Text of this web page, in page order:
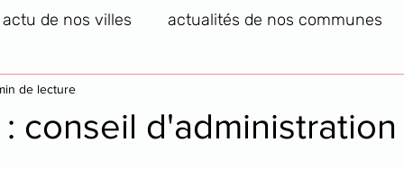
actu de nos villes actualités de nos communes
générale
conseil d'administration
de lecture